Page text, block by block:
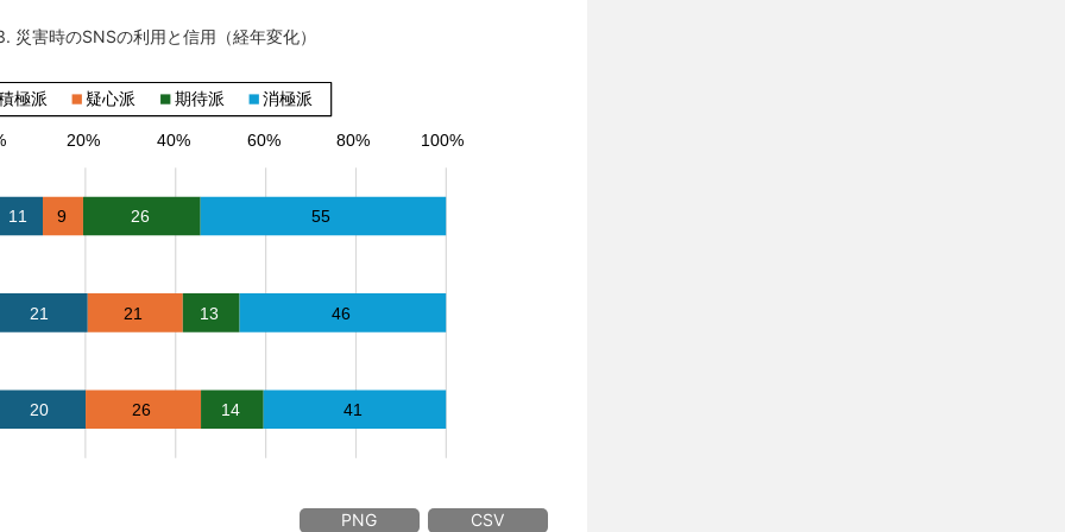
災害時のSNSの利用と信用（経年変化）
PNG CSV